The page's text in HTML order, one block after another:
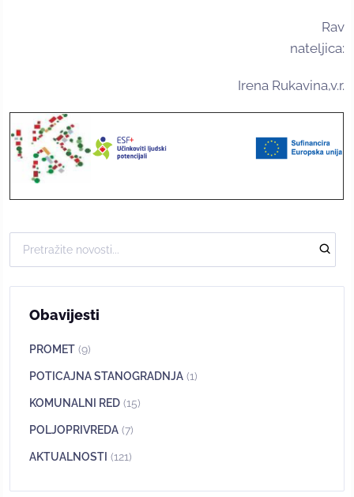
Rav
nateljica:
Irena Rukavina,v.r.
Obavijesti
PROMET (9)
POTICAJNA STANOGRADNJA (1)
KOMUNALNI RED (15)
POLJOPRIVREDA (7)
AKTUALNOSTI (121)